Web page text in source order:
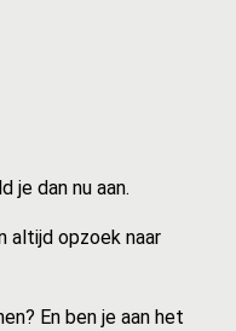
je dan nu aan.
altijd opzoek naar
En ben je aan het